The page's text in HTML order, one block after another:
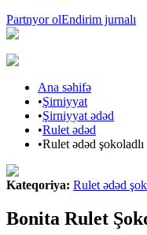
Partnyor olEndirim jurnalı
Ana səhifə
•Şirniyyat
•Şirniyyat ədəd
•Rulet ədəd
•Rulet ədəd şokoladlı
Kateqoriya: Rulet ədəd
Bonita Rulet